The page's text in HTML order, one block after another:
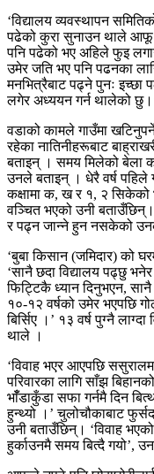
‘विद्यालय व्यवस्थापन
पढेको कुरा सुनाउन थाले आफू
पनि पढेको भए अहिले फुइ
उमेर जति भए पनि पढनका
मनभित्रैबाट पढ्ने पुनः इच्छा
लगेर अध्ययन गर्न थालेको
वडाको कामले गाउँमा
रहेका नातिनीहरूबाट
बताइन् । समय मिलेको बेला
उनले बताइन् । धेरै वर्ष पहिले
कक्षामा क, ख र १, २ सिकेको
वञ्चित भएको उनी
र पढ्न जान्ने हुन नसकेको
‘बुबा किसान (जमिदार) को
‘सानै छदा विद्यालय पढ्छु
फिट्टिकै ध्यान दिनुभएन,
१०-१२ वर्षको उमेर भएपछि
बिर्सिए ।’ १३ वर्ष पुग्नै
थाले ।
‘विवाह भएर आएपछि
परिवारका लागि साँझ
भाँँडाकुँडा सफा गर्नमै दिन
हुन्थ्यो ।’ चुलोचौकाबाट
उनी बताउँछिन्। ‘विवाह
हुर्काउनमै समय बित्दै गयो’,